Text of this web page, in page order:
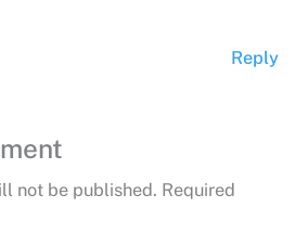
Reply
not be published. Required